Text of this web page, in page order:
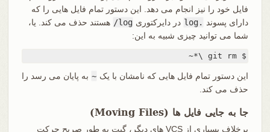
فایل خود را نیز انجام می دهد. این دستور تمام فایل هایی را که
دارای پسوند .log در دایرکتوری log/
هستند حذف می کند. یا،
شما می توانید چیزی شبیه به این:
$ git rm \*~
این دستور تمام فایل هایی که نامشان با یک ~ به پایان می رسد را
حذف می کند.
جا به جایی فایل ها (Moving Files)
برخلاف بسیاری از VCS های دیگر، گیت به طور صریح حرکت